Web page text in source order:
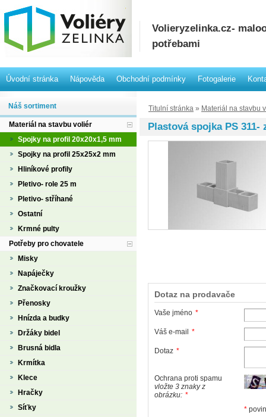
Volieryzelinka.cz-
potřebami
Úvodní stránka Nápověda Obchodní podmínky Fotogalerie
Titulní stránka » Materiál na stavbu
Plastová spojka PS 311-
Dotaz na prodavače
Vaše jméno *
Váš e-mail *
Dotaz *
Ochrana proti spamu
vložte 3 znaky z
obrázku: *
*
Náš sortiment
Materiál na stavbu voliér
Spojky na profil 20x20x1,5 mm
Spojky na profil 25x25x2 mm
Hliníkové profily
Pletivo- role 25 m
Pletivo- stříhané
Ostatní
Krmné pulty
Potřeby pro chovatele
Misky
Napáječky
Značkovací kroužky
Přenosky
Hnízda a budky
Držáky bidel
Brusná bidla
Krmítka
Klece
Hračky
Síťky